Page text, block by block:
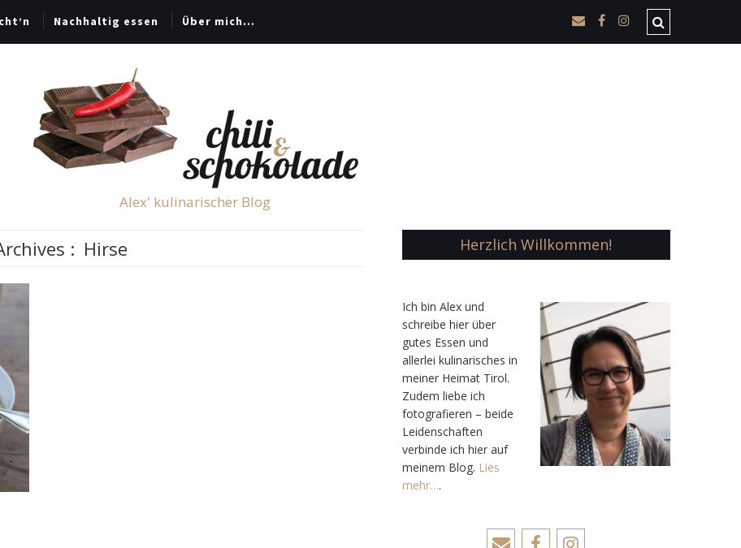
Nachhaltig essen Über mich…
Alex' kulinarischer Blog
: Hirse Herzlich Willkommen!
Ich bin Alex und
schreibe hier über
gutes Essen und
allerlei kulinarisches in
meiner Heimat Tirol.
Zudem liebe ich
fotografieren – beide
Leidenschaften
verbinde ich hier auf
meinem Blog. Lies
mehr….